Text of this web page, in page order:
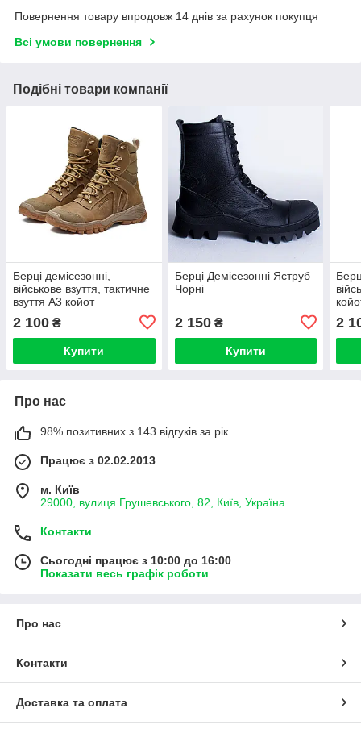
Повернення товару впродовж 14 днів за рахунок покупця
Всі умови повернення
Подібні товари компанії
Берці демісезонні,
військове взуття, тактичне
взуття А3 койот
2 100 ₴
Купити
Берці Демісезонні Яструб
Чорні
2 150₴
Купити
2
Про нас
98% позитивних з 143 відгуків за рік
Працює з 02.02.2013
м. Київ
29000, вулиця Грушевського, 82, Київ, Україна
Контакти
Сьогодні працює з 10:00 до 16:00
Показати весь графік роботи
Про нас
Контакти
Доставка та оплата